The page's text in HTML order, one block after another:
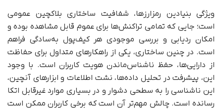
ویژگی بنیادین رمزارزها، شفافیت ساختاری بلاکچین عمومی
است؛ جایی که تمامی تراکنش‌ها برای عموم قابل مشاهده بوده و
امکان ردیابی و بررسی موجودی هر کیف‌پول به‌سادگی فراهم
است. در چنین ساختاری، یکی از راهکارهای متداول برای حفاظت
از دارایی‌ها، حفظ ناشناس‌ماندن هویت کاربران است. با وجود
این، پیشرفت در تحلیل داده‌ها، نشت اطلاعات و ابزارهای آنچین،
این ناشناسی را به سطحی دشوار و در بسیاری موارد غیرقابل اتکا
رسانده است. چالش مهم‌تر آن است که برخی کاربران ممکن است